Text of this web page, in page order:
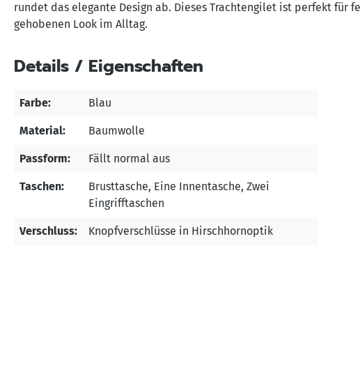
rundet das elegante Design ab. Dieses Trachtengilet ist perfekt für
gehobenen Look im Alltag.
Details / Eigenschaften
Farbe: Blau
Material: Baumwolle
Passform: Fällt normal aus
Taschen: Brusttasche, Eine Innentasche, Zwei
Eingrifftaschen
Verschluss: Knopfverschlüsse in Hirschhornoptik